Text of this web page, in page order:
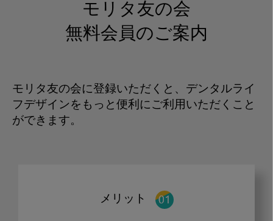
モリタ友の会
無料会員のご案内
モリタ友の会に登録いただくと、デンタルライ
フデザインをもっと便利にご利用いただくこと
ができます。
メリット